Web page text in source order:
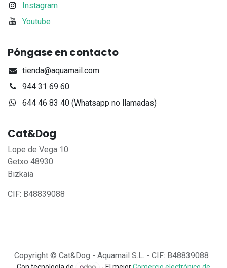
Instagram
Youtube
Póngase en contacto
tienda@aquamail.com
944 31 69 60
644 46 83 40 (Whatsapp no llamadas)
Cat&Dog
Lope de Vega 10
Getxo 48930
Bizkaia
CIF: B48839088
Copyright © Cat&Dog - Aquamail S.L. - CIF: B48839088